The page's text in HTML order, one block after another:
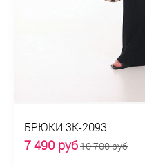
БРЮКИ 3К-2093
7 490 руб10 700 руб